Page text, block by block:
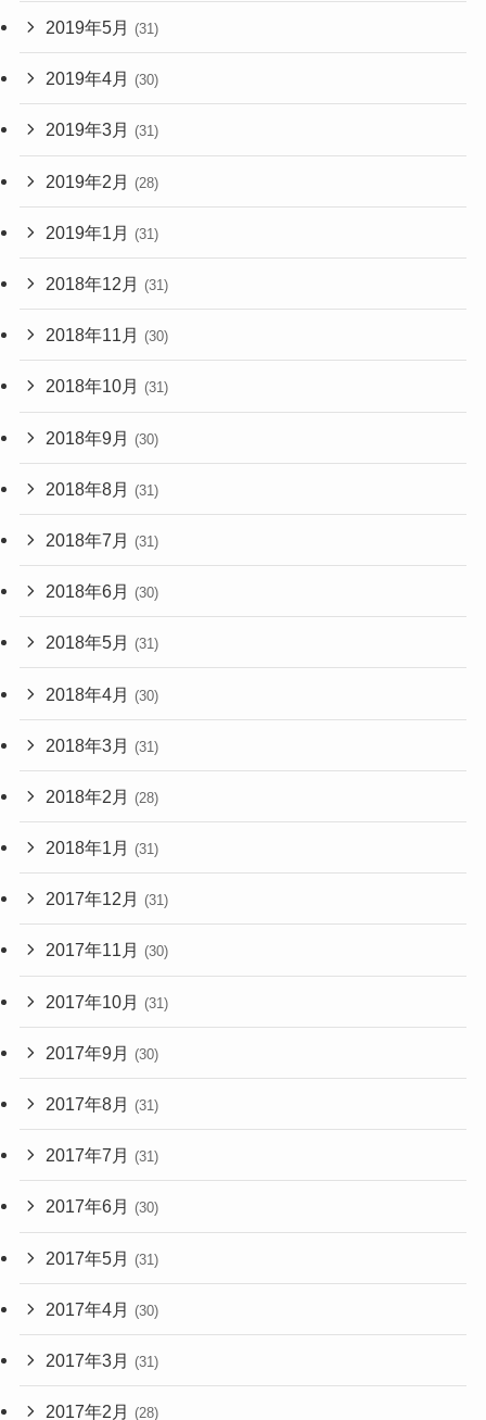
2019年5月 (31)
2019年4月 (30)
2019年3月 (31)
2019年2月 (28)
2019年1月 (31)
2018年12月 (31)
2018年11月 (30)
2018年10月 (31)
2018年9月 (30)
2018年8月 (31)
2018年7月 (31)
2018年6月 (30)
2018年5月 (31)
2018年4月 (30)
2018年3月 (31)
2018年2月 (28)
2018年1月 (31)
2017年12月 (31)
2017年11月 (30)
2017年10月 (31)
2017年9月 (30)
2017年8月 (31)
2017年7月 (31)
2017年6月 (30)
2017年5月 (31)
2017年4月 (30)
2017年3月 (31)
2017年2月 (28)